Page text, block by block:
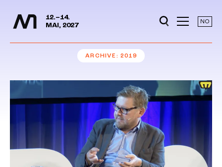
Jump to content
12.–14.
MAI, 2027
NO
ARCHIVE 2019